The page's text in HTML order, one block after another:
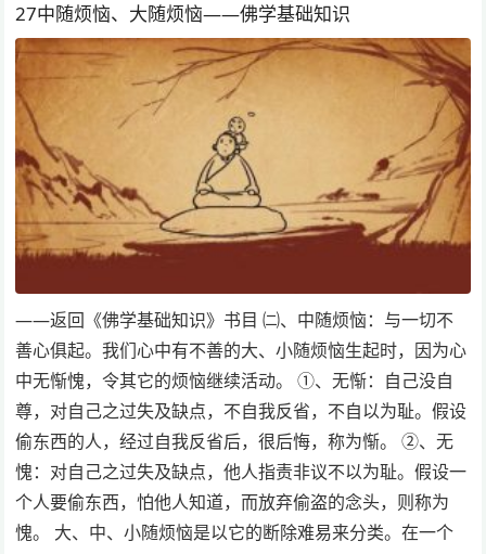
27中随烦恼、大随烦恼——佛学基础知识
——返回《佛学基础知识》书目 ㈡、中随烦恼：与一切不
善心俱起。我们心中有不善的大、小随烦恼生起时，因为心
中无惭愧，令其它的烦恼继续活动。 ①、无惭：自己没自
尊，对自己之过失及缺点，不自我反省，不自以为耻。假设
偷东西的人，经过自我反省后，很后悔，称为惭。 ②、无
愧：对自己之过失及缺点，他人指责非议不以为耻。假设一
个人要偷东西，怕他人知道，而放弃偷盗的念头，则称为
愧。 大、中、小随烦恼是以它的断除难易来分类。在一个